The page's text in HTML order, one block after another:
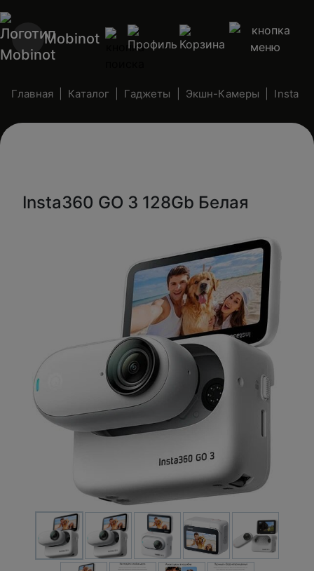
Mobinot
Главная Каталог Гаджеты Экшн-Камеры Insta
Insta360 GO 3 128Gb Белая